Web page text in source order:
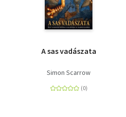
A sas vadászata
Simon Scarrow